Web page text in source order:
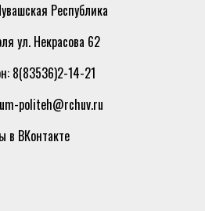
Республика
ул. Некрасова 62
8(83536)2-14-21
politeh@rchuv.ru
в ВКонтакте